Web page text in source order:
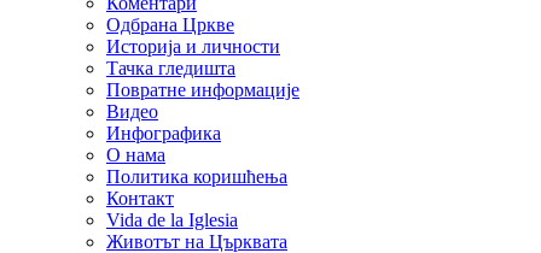
Одбрана Цркве
Историја и личности
Тачка гледишта
Повратне информације
Видео
Инфографика
О нама
Политика коришћења
Контакт
Vida de la Iglesia
Животът на Църквата